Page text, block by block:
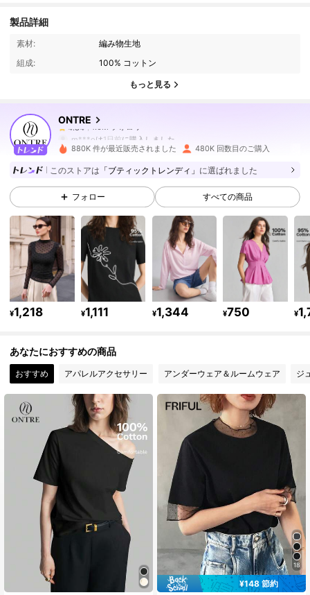
製品詳細
素材:
編み物生地
組成:
100% コットン
もっと見る
ONTRE
4.84
1.6M フォロワー
m***o
1日前 に購入しました
4.84 1.6M フォロワー
4.84 1.6M フォロワー
4.84 1.6M フォロワー
1.6M フォロワー
4.84 1.6M フォロワー
4.84 1.6M フォロワー
1.6M フォロワー
4.84 1.6M フォロワー
880K 件が最近販売されました 480K 回数目のご購入
このストアは 「ブティックトレンディ」 に選ばれました
フォロー すべての商品
¥1,218 ¥1,111 ¥1,344 ¥750 ¥
あなたにおすすめの商品
おすすめ アパレルアクセサリー アンダーウェア＆ルームウェア ジ
18
¥148 節約